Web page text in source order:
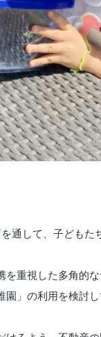
通して、子どもた
重視した多角的な
」の利用を検討し